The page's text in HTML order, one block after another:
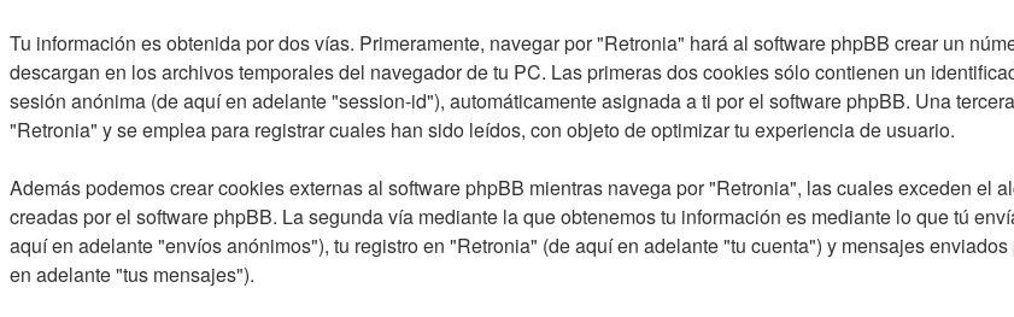
Tu información es obtenida por dos vías. Primeramente, navegar por "Retronia" hará al software phpBB crear un
descargan en los archivos temporales del navegador de tu PC. Las primeras dos cookies sólo contienen un
sesión anónima (de aquí en adelante "session-id"), automáticamente asignada a ti por el software phpBB. Una
"Retronia" y se emplea para registrar cuales han sido leídos, con objeto de optimizar tu experiencia de usuario.
Además podemos crear cookies externas al software phpBB mientras navega por "Retronia", las cuales exceden el
creadas por el software phpBB. La segunda vía mediante la que obtenemos tu información es mediante lo que tú
aquí en adelante "envíos anónimos"), tu registro en "Retronia" (de aquí en adelante "tu cuenta") y mensajes
en adelante "tus mensajes").